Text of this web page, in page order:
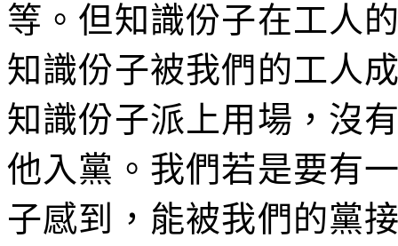
等。但知識份子在工人
知識份子被我們的工人
知識份子派上用場，沒
他入黨。我們若是要有
子感到，能被我們的黨